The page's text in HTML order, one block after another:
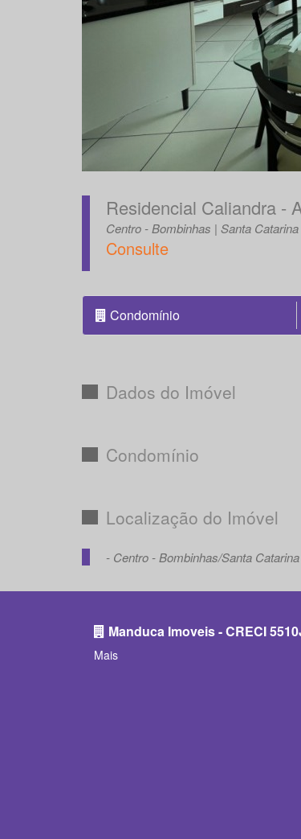
Residencial Caliandra -
Centro - Bombinhas | Santa Catarina
Consulte
Condomínio
Dados do Imóvel
Condomínio
Localização do Imóvel
- Centro - Bombinhas/Santa Catarina
Manduca Imoveis - CRECI
Mais